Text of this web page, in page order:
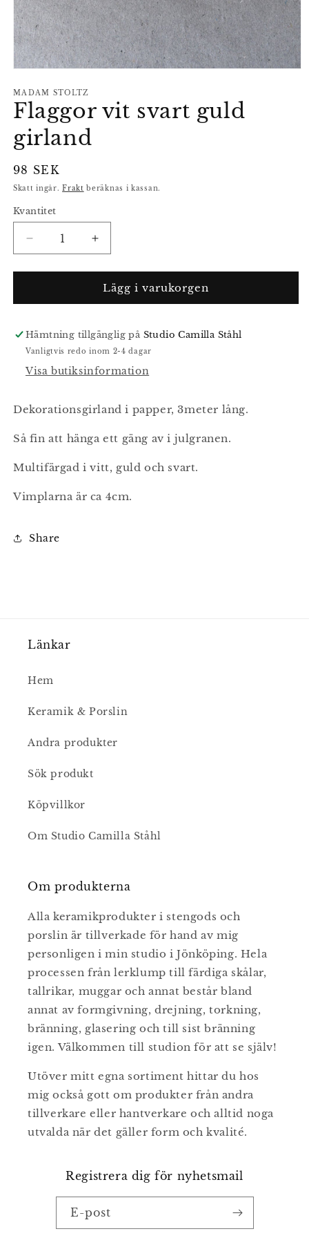
1
i
modalfönster
MADAM STOLTZ
Flaggor vit svart guld
girland
Ordinarie
pris
98 SEK
Skatt ingår.Frakt beräknas i kassan.
Kvantitet
Minska
kvantitet
för
vit
guld
girland
Öka
kvantitet
för
Flaggor
vit
guld
girland
Lägg i varukorgen
Hämtning tillgänglig på Studio Camilla Ståhl
Vanligtvis redo inom 2-4 dagar
Visa butiksinformation
Dekorationsgirland i papper, 3meter lång.
Så fin att hänga ett gäng av i julgranen.
Multifärgad i vitt, guld och svart.
Vimplarna är ca 4cm.
Share
Länkar
Hem
Keramik & Porslin
Andra produkter
Sök produkt
Köpvillkor
Om Studio Camilla Ståhl
Om produkterna
Alla keramikprodukter i stengods och
porslin är tillverkade för hand av mig
personligen i min studio i Jönköping. Hela
processen från lerklump till färdiga skålar,
tallrikar, muggar och annat består bland
annat av formgivning, drejning, torkning,
bränning, glasering och till sist bränning
igen. Välkommen till studion för att se själv!
Utöver mitt egna sortiment hittar du hos
mig också gott om produkter från andra
tillverkare eller hantverkare och alltid noga
utvalda när det gäller form och kvalité.
Registrera dig för nyhetsmail
E-post